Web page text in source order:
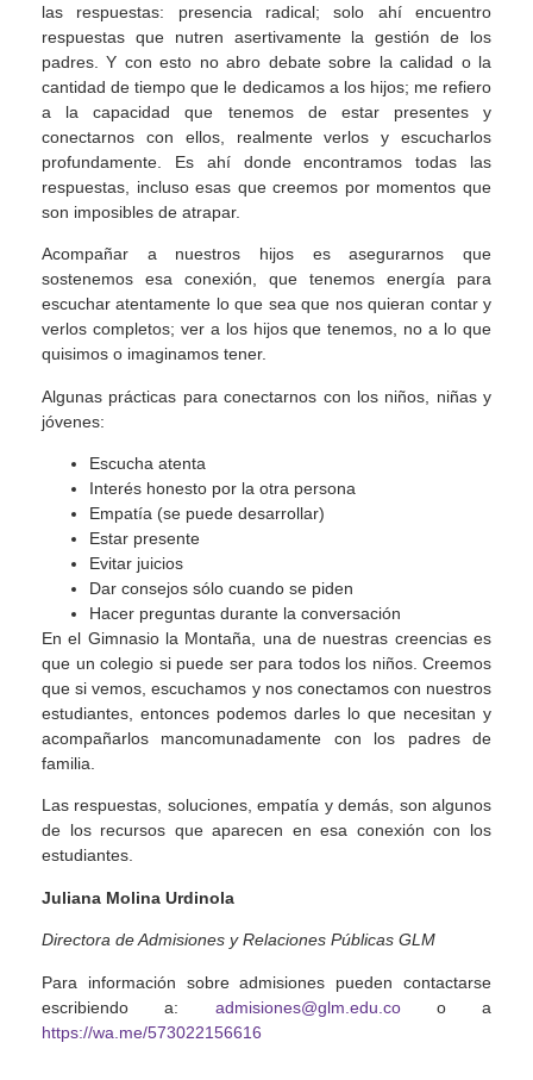
las respuestas: presencia radical; solo ahí encuentro
respuestas que nutren asertivamente la gestión de los
padres. Y con esto no abro debate sobre la calidad o la
cantidad de tiempo que le dedicamos a los hijos; me refiero
a la capacidad que tenemos de estar presentes y
conectarnos con ellos, realmente verlos y escucharlos
profundamente. Es ahí donde encontramos todas las
respuestas, incluso esas que creemos por momentos que
son imposibles de atrapar.
Acompañar a nuestros hijos es asegurarnos que
sostenemos esa conexión, que tenemos energía para
escuchar atentamente lo que sea que nos quieran contar y
verlos completos; ver a los hijos que tenemos, no a lo que
quisimos o imaginamos tener.
Algunas prácticas para conectarnos con los niños, niñas y
jóvenes:
Escucha atenta
Interés honesto por la otra persona
Empatía (se puede desarrollar)
Estar presente
Evitar juicios
Dar consejos sólo cuando se piden
Hacer preguntas durante la conversación
En el Gimnasio la Montaña, una de nuestras creencias es
que un colegio si puede ser para todos los niños. Creemos
que si vemos, escuchamos y nos conectamos con nuestros
estudiantes, entonces podemos darles lo que necesitan y
acompañarlos mancomunadamente con los padres de
familia.
Las respuestas, soluciones, empatía y demás, son algunos
de los recursos que aparecen en esa conexión con los
estudiantes.
Juliana Molina Urdinola
Directora de Admisiones y Relaciones Públicas GLM
Para información sobre admisiones pueden contactarse
escribiendo a: admisiones@glm.edu.coo a
https://wa.me/573022156616